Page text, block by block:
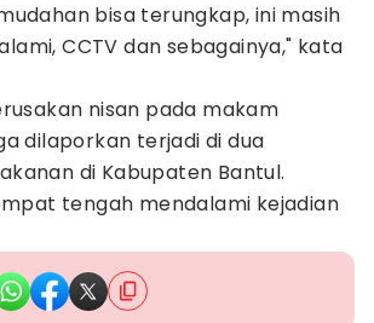
bisa terungkap, ini masih
CCTV dan sebagainya," kata
nisan pada makam
dilaporkan terjadi di dua
di Kabupaten Bantul.
tengah mendalami kejadian